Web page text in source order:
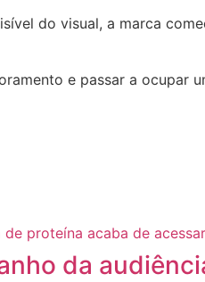
do visual, a marca
e passar a ocupar
da